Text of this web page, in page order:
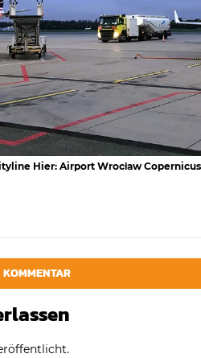
Hier: Airport Wrocław